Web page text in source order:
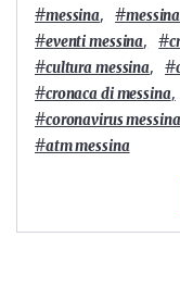
#messina, #
#eventi messina, #
#cultura messina, #
#cronaca di messina,
#coronavirus messina
#atm messina